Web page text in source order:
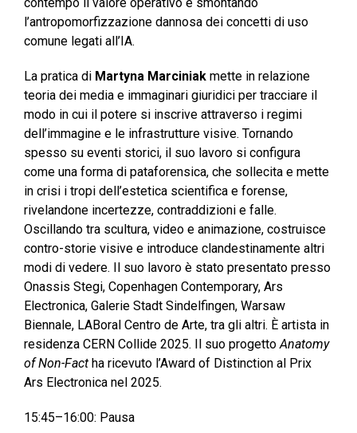
l’antropomorfizzazione dannosa dei concetti di uso
comune legati all’IA.
La pratica di Martyna Marciniak mette in relazione
teoria dei media e immaginari giuridici per tracciare il
modo in cui il potere si inscrive attraverso i regimi
dell’immagine e le infrastrutture visive. Tornando
spesso su eventi storici, il suo lavoro si configura
come una forma di pataforensica, che sollecita e mette
in crisi i tropi dell’estetica scientifica e forense,
rivelandone incertezze, contraddizioni e falle.
Oscillando tra scultura, video e animazione, costruisce
contro-storie visive e introduce clandestinamente altri
modi di vedere. Il suo lavoro è stato presentato presso
Onassis Stegi, Copenhagen Contemporary, Ars
Electronica, Galerie Stadt Sindelfingen, Warsaw
Biennale, LABoral Centro de Arte, tra gli altri. È artista in
residenza CERN Collide 2025. Il suo progettoAnatomy
of Non-Fact ha ricevuto l’Award of Distinction al Prix
Ars Electronica nel 2025.
15:45–16:00: Pausa